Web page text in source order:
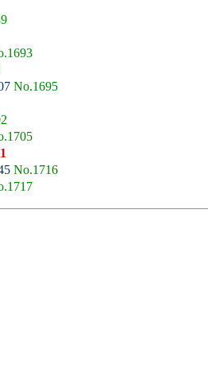
No.1695
No.1716